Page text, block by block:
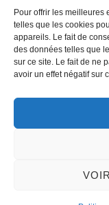
Pour offrir les meilleures
telles que les cookies
appareils. Le fait de
des données telles que
sur ce site. Le fait de ne
avoir un effet négatif sur